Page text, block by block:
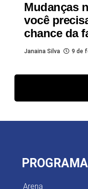
Mudanças
você
chance da
Janaina Silva 9 de
Arena